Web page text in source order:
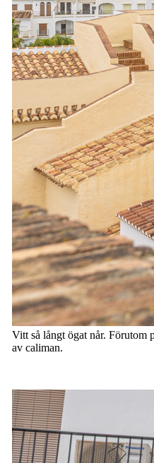
Vitt så långt ögat når. Förutom
av caliman.